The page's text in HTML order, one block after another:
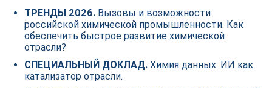
ТРЕНДЫ 2026. Вызовы и возможности
российской химической промышленности. Как
обеспечить быстрое развитие химической
отрасли?
СПЕЦИАЛЬНЫЙ ДОКЛАД. Химия данных: ИИ как
катализатор отрасли.